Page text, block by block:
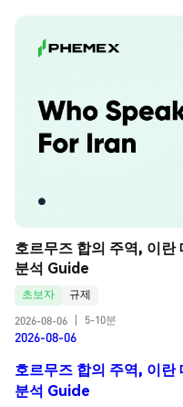
호르무즈 합의 주역, 이란
분석 Guide
초보자
규제
2026-08-06
5-10분
2026-08-06
호르무즈 합의 주역, 이란
분석 Guide